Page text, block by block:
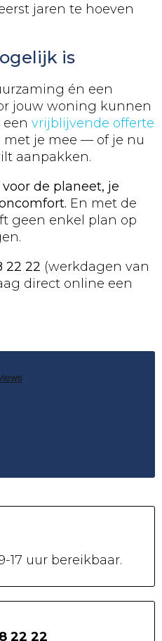
jaren te hoeven
is
én een
jouw woning kunnen
een vrijblijvende offerte
met je mee — of je nu
aanpakken.
de planeet, je
En met de
geen enkel plan op
22 22 (werkdagen van
direct online een
17 uur bereikbaar.
22 22